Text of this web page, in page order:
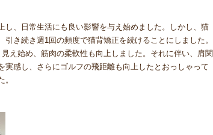
、日常生活にも良い影響を与え始めました。しかし、猫
き続き週1回の頻度で猫背矯正を続けることにしました。
え始め、筋肉の柔軟性も向上しました。それに伴い、肩関
感し、さらにゴルフの飛距離も向上したとおっしゃって